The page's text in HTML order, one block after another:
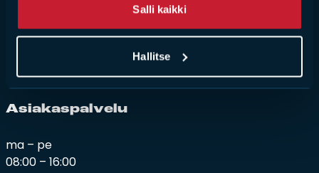
Salli kaikki
Hallitse
Peruuta verkkokauppatilauksesi
Asia­kas­pal­ve­lu
ma – pe
08:00 – 16:00